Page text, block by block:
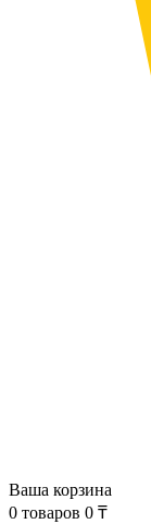
Ваша корзина
0 товаров 0 ₸